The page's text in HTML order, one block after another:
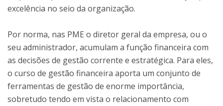
excelência no seio da organização.
Por norma, nas PME o diretor geral da empresa, ou o
seu administrador, acumulam a função financeira com
as decisões de gestão corrente e estratégica. Para eles,
o curso de gestão financeira aporta um conjunto de
ferramentas de gestão de enorme importância,
sobretudo tendo em vista o relacionamento com